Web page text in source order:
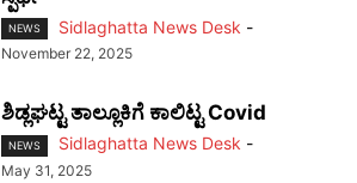
NEWS Sidlaghatta News Desk -
November 22, 2025
ಶಿಡ್ಲಘಟ್ಟ ತಾಲ್ಲೂಕಿಗೆ ಕಾಲಿಟ್ಟ Covid
NEWS Sidlaghatta News Desk -
May 31, 2025